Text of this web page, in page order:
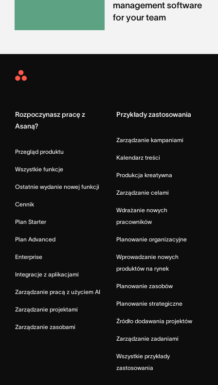
management software
for your team
Asana
Rozpoczynasz pracę z
Asaną?
Przegląd produktu
Wszystkie funkcje
Ostatnie wydanie nowej funkcji
Cennik
Plan Starter
Plan Advanced
Enterprise
Integracje z aplikacjami
Zarządzanie pracą z użyciem AI
Zarządzanie projektami
Zarządzanie zasobami
Przykłady zastosowania
Zarządzanie kampaniami
Kalendarz treści
Produkcja kreatywna
Zarządzanie celami
Wdrażanie nowych
pracowników
Planowanie organizacyjne
Wprowadzanie nowych
produktów na rynek
Planowanie zasobów
Planowanie strategiczne
Źródło dodawania projektów
Zarządzanie zadaniami
Wszystkie przykłady
zastosowania